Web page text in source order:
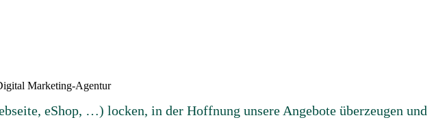
eShop, …) locken, in der Hoffnung unsere Angebote überzeugen und